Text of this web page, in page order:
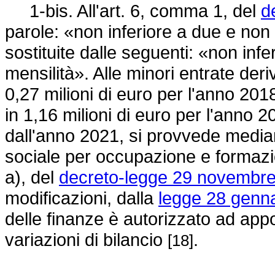
1-bis. All'art. 6, comma 1, del
parole: «non inferiore a due e
sostituite dalle seguenti: «non
mensilità». Alle minori entrate
0,27 milioni di euro per l'anno
in 1,16 milioni di euro per l'anno
dall'anno 2021, si provvede
sociale per occupazione e
a), del decreto-legge 29
modificazioni, dalla legge 28
delle finanze è autorizzato ad
variazioni di bilancio [18].